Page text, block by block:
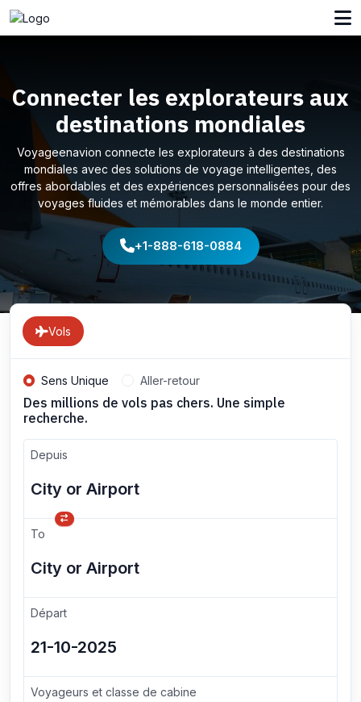
Connecter les explorateurs aux
destinations mondiales
Voyageenavion connecte les explorateurs à des destinations
mondiales avec des solutions de voyage intelligentes, des
offres abordables et des expériences personnalisées pour des
voyages fluides et mémorables dans le monde entier.
+1-888-618-0884
Vols
Sens Unique Aller-retour
Des millions de vols pas chers. Une simple
recherche.
Depuis
To
Départ
Voyageurs et classe de cabine